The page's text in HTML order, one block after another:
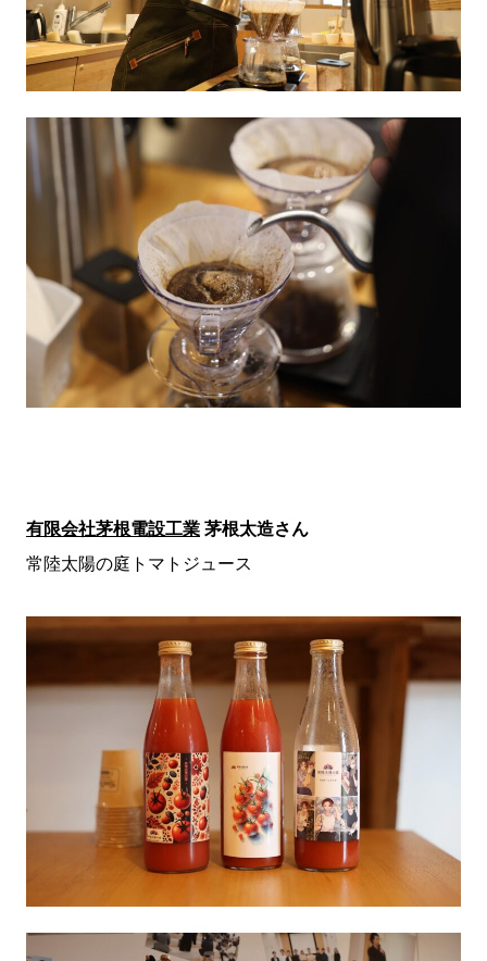
有限会社茅根電設工業 茅根太造さん
常陸太陽の庭トマトジュース